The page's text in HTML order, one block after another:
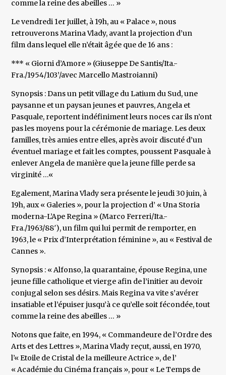
comme la reine des abeilles … »
Le vendredi 1er juillet, à 19h, au « Palace », nous
retrouverons Marina Vlady, avant la projection d’un
film dans lequel elle n’était âgée que de 16 ans :
*** « Giorni d’Amore » (Giuseppe De Santis/Ita.-
Fra./1954/103’/avec Marcello Mastroianni)
Synopsis : Dans un petit village du Latium du Sud, une
paysanne et un paysan jeunes et pauvres, Angela et
Pasquale, reportent indéfiniment leurs noces car ils n’ont
pas les moyens pour la cérémonie de mariage. Les deux
familles, très amies entre elles, après avoir discuté d’un
éventuel mariage et fait les comptes, poussent Pasquale à
enlever Angela de manière que la jeune fille perde sa
virginité …«
Egalement, Marina Vlady sera présente le jeudi 30 juin, à
19h, aux « Galeries », pour la projection d’ « Una Storia
moderna-L’Ape Regina » (Marco Ferreri/Ita.-
Fra./1963/88′), un film qui lui permit de remporter, en
1963, le « Prix d’Interprétation féminine », au « Festival de
Cannes ».
Synopsis : « Alfonso, la quarantaine, épouse Regina, une
jeune fille catholique et vierge afin de l’initier au devoir
conjugal selon ses désirs. Mais Regina va vite s’avérer
insatiable et l’épuiser jusqu’à ce qu’elle soit fécondée, tout
comme la reine des abeilles … »
Notons que faite, en 1994, « Commandeure de l’Ordre des
Arts et des Lettres », Marina Vlady reçut, aussi, en 1970,
l’« Etoile de Cristal de la meilleure Actrice », de l’
« Académie du Cinéma français », pour « Le Temps de